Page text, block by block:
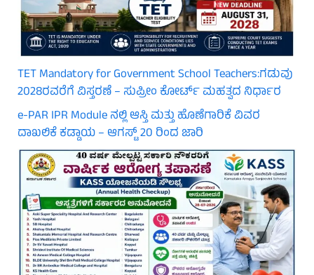
TET Mandatory for Government School Teachers:ಗಡುವು
2028ರವರೆಗೆ ವಿಸ್ತರಣೆ – ಸುಪ್ರೀಂ ಕೋರ್ಟ್ ಮಹತ್ವದ ನಿರ್ಧಾರ
e-PAR IPR Module ನಲ್ಲಿ ಆಸ್ತಿ ಮತ್ತು ಹೊಣೆಗಾರಿಕೆ ವಿವರ
ದಾಖಲಿಕೆ ಕಡ್ಡಾಯ – ಆಗಸ್ಟ್ 20 ರಿಂದ ಜಾರಿ